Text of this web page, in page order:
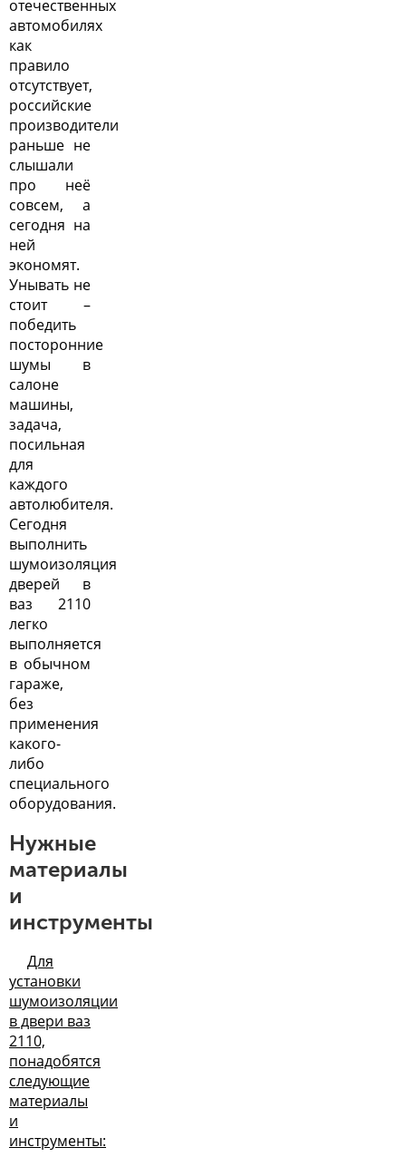
отечественных
автомобилях
как
правило
отсутствует,
российские
производители
раньше не
слышали
про неё
совсем, а
сегодня на
ней
экономят.
Унывать не
стоит –
победить
посторонние
шумы в
салоне
машины,
задача,
посильная
для
каждого
автолюбителя.
Сегодня
выполнить
шумоизоляция
дверей в
ваз 2110
легко
выполняется
в обычном
гараже,
без
применения
какого-
либо
специального
оборудования.
Нужные
материалы
и
инструменты
Для
установки
шумоизоляции
в двери ваз
2110,
понадобятся
следующие
материалы
и
инструменты: